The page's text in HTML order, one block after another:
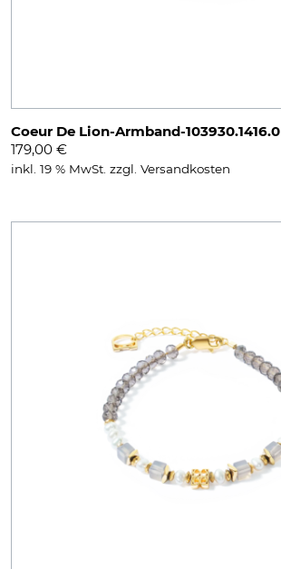
Coeur De Lion-Armband-103930.1416.0
179,00 €
inkl. 19 % MwSt. zzgl. Versandkosten